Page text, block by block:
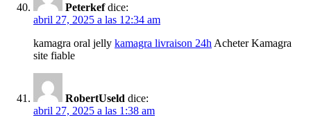
Peterkef dice:
abril 27, 2025 a las 12:34 am
kamagra oral jelly kamagra livraison 24h Acheter Kamagra
site fiable
RobertUseld dice:
abril 27, 2025 a las 1:38 am